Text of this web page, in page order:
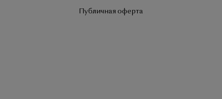
Публичная оферта